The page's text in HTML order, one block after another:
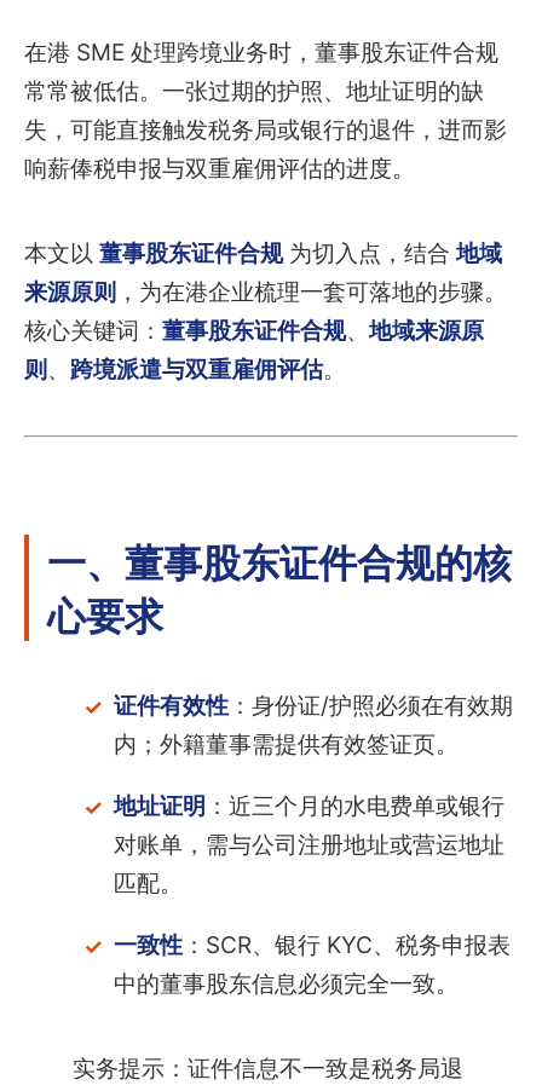
在港 SME 处理跨境业务时，董事股东证件合规
常常被低估。一张过期的护照、地址证明的缺
失，可能直接触发税务局或银行的退件，进而影
响薪俸税申报与双重雇佣评估的进度。
本文以 董事股东证件合规为切入点，结合地域
来源原则 ，为在港企业梳理一套可落地的步骤。
核心关键词： 董事股东证件合规、地域来源原
则、 跨境派遣与双重雇佣评估。
一、董事股东证件合规的核
心要求
证件有效性：身份证/护照必须在有效期
内；外籍董事需提供有效签证页。
地址证明 ：近三个月的水电费单或银行
对账单，需与公司注册地址或营运地址
匹配。
一致性：SCR、银行 KYC、税务申报表
中的董事股东信息必须完全一致。
实务提示：证件信息不一致是税务局退